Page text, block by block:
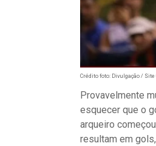
Crédito foto: Divulgação / Site
Provavelmente
esquecer que o
arqueiro
resultam em